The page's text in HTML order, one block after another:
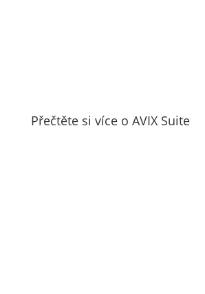
Přečtěte si více o AVIX Suite